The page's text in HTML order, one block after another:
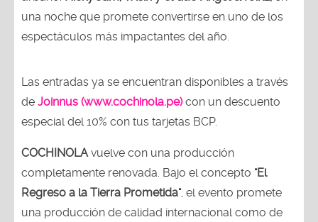
una noche que promete convertirse en uno de los
espectáculos más impactantes del año.
Las entradas ya se encuentran disponibles a través
de Joinnus (www.cochinola.pe)con un descuento
especial del 10% con tus tarjetas BCP.
COCHINOLAvuelve con una producción
completamente renovada. Bajo el concepto "El
Regreso a la Tierra Prometida", el evento promete
una producción de calidad internacional como de